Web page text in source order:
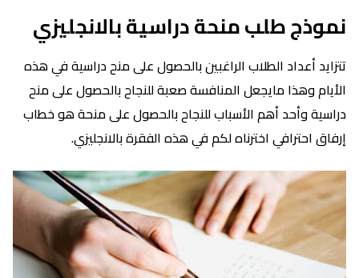
نموذج طلب منحة دراسية بالانجليزي
تتزايد أعداد الطلاب الراغبين بالحصول على منح دراسية في هذه
الأيام وهذا مايجعل المنافسة صعبة للنجاح بالحصول على منح
دراسية وأحد أهم الأسباب للنجاح بالحصول على منحة هو خطاب
إرفاق احترافي اخترناه لكم في هذه الفقرة بالانجليزي.